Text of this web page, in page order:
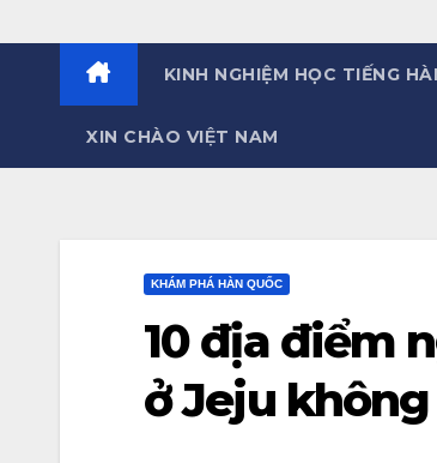
KINH NGHIỆM HỌC TIẾNG
XIN CHÀO VIỆT NAM
KHÁM PHÁ HÀN QUỐC
10 địa điểm
ở Jeju